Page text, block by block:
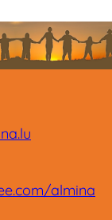
almina